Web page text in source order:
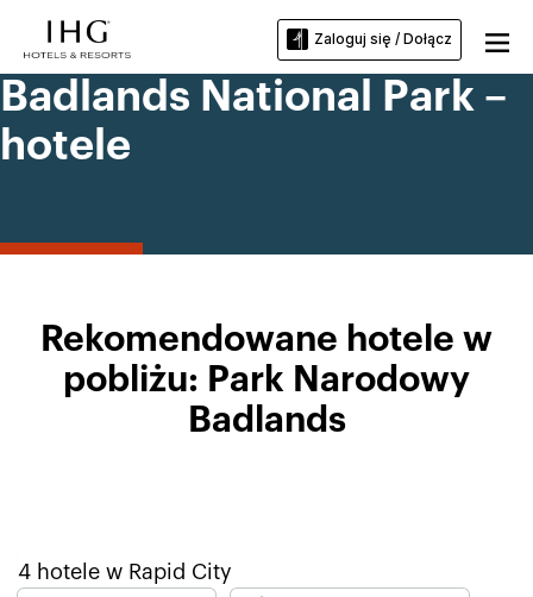
Zaloguj się / Dołącz
Badlands National Park –
hotele
Rekomendowane hotele w
pobliżu: Park Narodowy
Badlands
4 hotele w Rapid City